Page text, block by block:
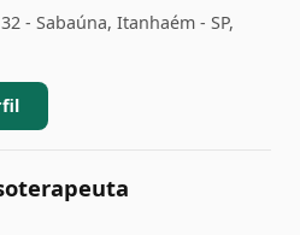
- Sabaúna, Itanhaém - SP,